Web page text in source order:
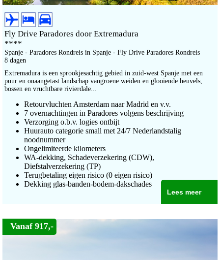
Fly Drive Paradores door Extremadura
****
Spanje - Paradores Rondreis in Spanje - Fly Drive Paradores Rondreis
8 dagen
Extremadura is een sprookjesachtig gebied in zuid-west Spanje met een
puur en onaangetast landschap vangroene weiden en glooiende heuvels,
bossen en vruchtbare rivierdale...
Retourvluchten Amsterdam naar Madrid en v.v.
7 overnachtingen in Paradores volgens beschrijving
Verzorging o.b.v. logies ontbijt
Huurauto categorie small met 24/7 Nederlandstalig
noodnummer
Ongelimiteerde kilometers
WA-dekking, Schadeverzekering (CDW),
Diefstalverzekering (TP)
Terugbetaling eigen risico (0 eigen risico)
Dekking glas-banden-bodem-dakschades
Lees meer
Vanaf 917,-